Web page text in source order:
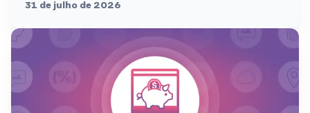
31 de julho de 2026